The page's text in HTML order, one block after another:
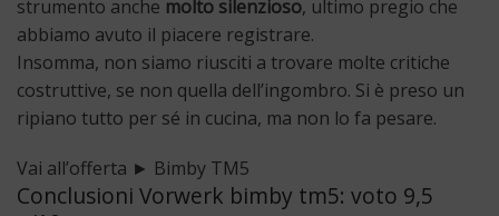
strumento anche molto silenzioso, ultimo pregio che
abbiamo avuto il piacere registrare.
Insomma, non siamo riusciti a trovare molte critiche
costruttive, se non quella dell’ingombro. Si è preso un
ripiano tutto per sé in cucina, ma non lo fa pesare.
Vai all’offerta ► Bimby TM5
Conclusioni Vorwerk bimby tm5: voto 9,5